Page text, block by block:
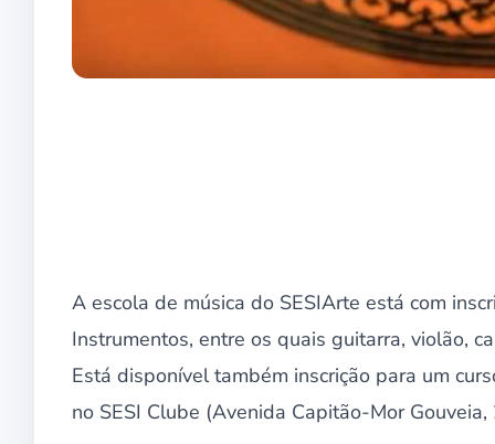
A escola de música do SESIArte está com
Instrumentos, entre os quais guitarra, violão,
Está disponível também inscrição para um
no SESI Clube (Avenida Capitão-Mor